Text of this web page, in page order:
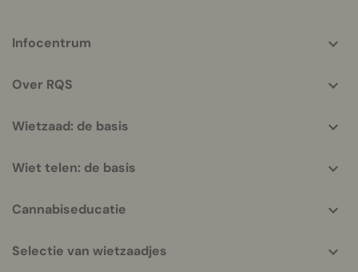
helpful
Infocentrum
Over RQS
Wietzaad: de basis
Wiet telen: de basis
Cannabiseducatie
Selectie van wietzaadjes